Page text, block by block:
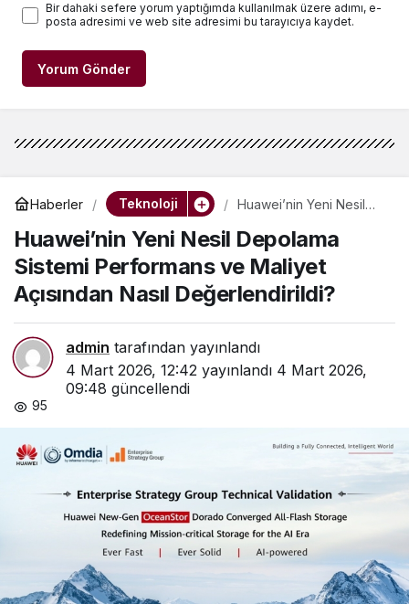
Bir dahaki sefere yorum yaptığımda kullanılmak üzere adımı, e-
posta adresimi ve web site adresimi bu tarayıcıya kaydet.
Yorum Gönder
Haberler Teknoloji
Huawei’nin Yeni Nesil
Performans ve Maliyet
Açısından Nasıl
Değerlendirildi?
Huawei’nin Yeni Nesil Depolama
Sistemi Performans ve Maliyet
Açısından Nasıl Değerlendirildi?
admin tarafından yayınlandı
4 Mart 2026, 12:42 yayınlandı 4 Mart 2026,
09:48 güncellendi
95